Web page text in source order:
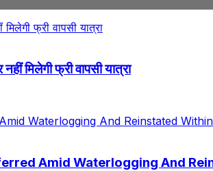
मिलेगी फ्री वापसी यात्रा
Amid Waterlogging And